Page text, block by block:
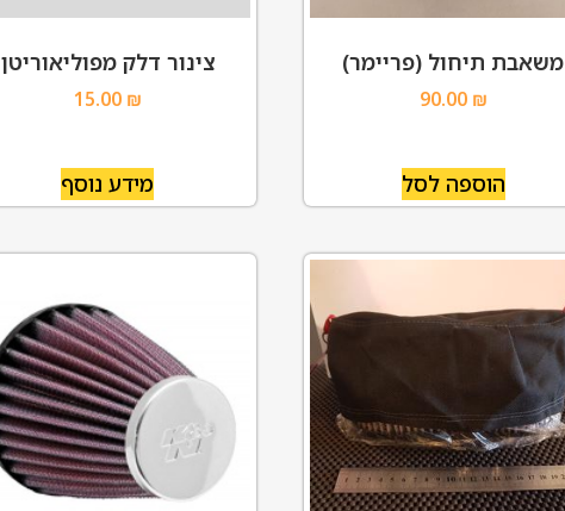
משאבת תיחול (פריימר)
90.00 ₪
הוספה לסל
צינור דלק מפוליאוריטן
15.00 ₪
מידע נוסף